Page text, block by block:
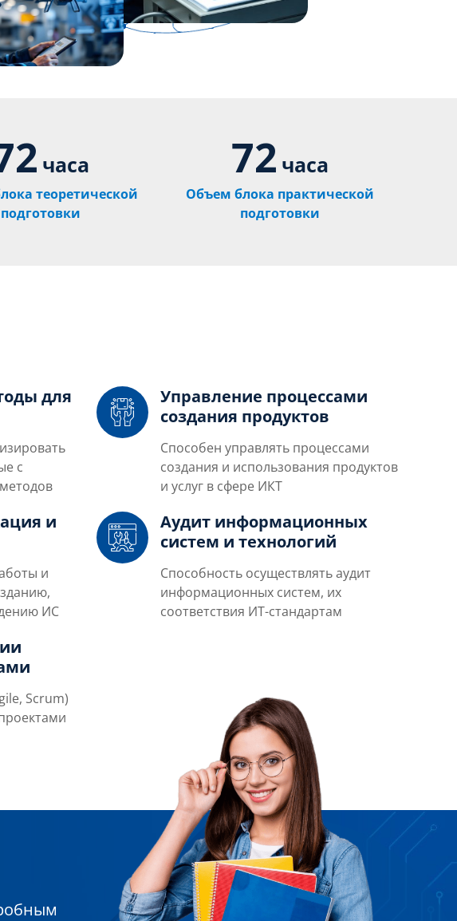
часа
теоретической
подготовки
72 часа
Объем блока практической
подготовки
для
с
Управление процессами
создания продуктов
Способен управлять процессами
создания и использования продуктов
и услуг в сфере ИКТ
и
и
ИС
Аудит информационных
систем и технологий
Способность осуществлять аудит
информационных систем, их
соответствия ИТ-стандартам
Scrum)